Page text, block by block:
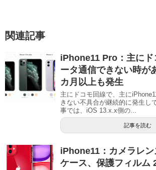
関連記事
iPhone11 Pro：主にド
ータ通信できない時が
カ月以上も発生
主にドコモ回線で、主に
きない不具合が継続的に発生し
事では、iOS 13.x.x側の...
記事を読む
iPhone11：カメラレ
ケース、保護フィルム